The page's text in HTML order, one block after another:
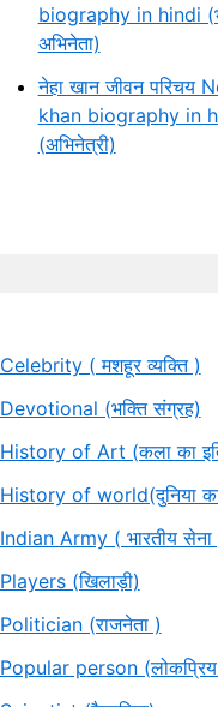
biography in hindi
अभिनेता)
नेहा खान जीवन परिचय
khan biography in
(अभिनेत्री)
Celebrity ( मशहूर व्यक्ति )
Devotional (भक्ति संग्रह)
History of Art (कला का
History of world(दुनिया का
Indian Army ( भारतीय सेना
Players (खिलाड़ी)
Politician (राजनेता )
Popular person (लोकप्रिय